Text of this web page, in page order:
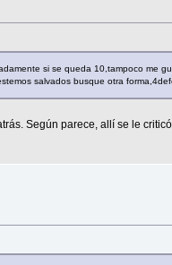
si se queda 10,tampoco me
salvados busque otra
Según parece, allí se le